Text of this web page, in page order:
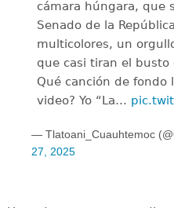
cámara húngara, que
Senado de la
multicolores, un
que casi tiran el busto
Qué canción de fondo
video? Yo “La…
— Tlatoani_Cuauhtemoc
27, 2025